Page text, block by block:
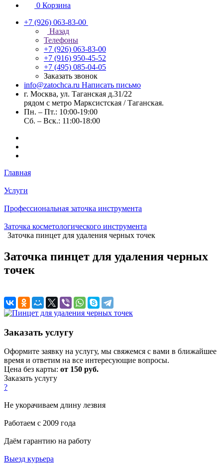
0 Корзина
+7 (926) 063-83-00
Назад
Телефоны
+7 (926) 063-83-00
+7 (916) 950-45-52
+7 (495) 085-04-05
Заказать звонок
info@zatochca.ru Написать письмо
г. Москва, ул. Таганская д.31/22
рядом с метро Марксистская / Таганская.
Пн. – Пт.: 10:00-19:00
Сб. – Вск.: 11:00-18:00
Главная
Услуги
Профессиональная заточка инструмента
Заточка косметологического инструмента
Заточка пинцет для удаления черных точек
Заточка пинцет для удаления черных
точек
Заказать услугу
Оформите заявку на услугу, мы свяжемся с вами в ближайшее
время и ответим на все интересующие вопросы.
Цена без карты: от 150 руб.
Заказать услугу
?
Не укорачиваем длину лезвия
Работаем с 2009 года
Даём гарантию на работу
Выезд курьера